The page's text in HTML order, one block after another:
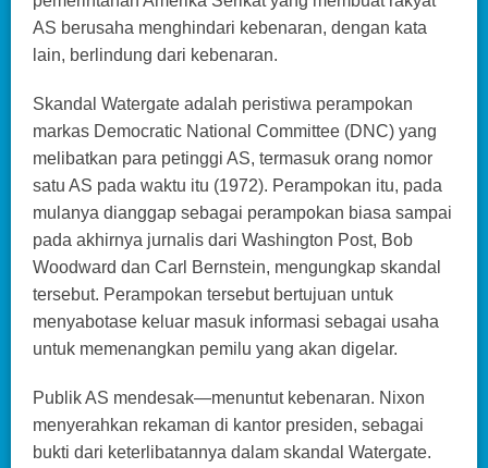
AS berusaha menghindari kebenaran, dengan kata
lain, berlindung dari kebenaran.
Skandal Watergate adalah peristiwa perampokan
markas Democratic National Committee (DNC) yang
melibatkan para petinggi AS, termasuk orang nomor
satu AS pada waktu itu (1972). Perampokan itu, pada
mulanya dianggap sebagai perampokan biasa sampai
pada akhirnya jurnalis dari Washington Post, Bob
Woodward dan Carl Bernstein, mengungkap skandal
tersebut. Perampokan tersebut bertujuan untuk
menyabotase keluar masuk informasi sebagai usaha
untuk memenangkan pemilu yang akan digelar.
Publik AS mendesak—menuntut kebenaran. Nixon
menyerahkan rekaman di kantor presiden, sebagai
bukti dari keterlibatannya dalam skandal Watergate.